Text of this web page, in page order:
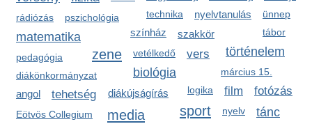
technika
nyelvtanulás
rádiózás pszichológia ünnep
színház tábor
szakkör
matematika
történelem
zene vetélkedő
pedagógia vers
biológia március 15.
diákönkormányzat
logika
film fotózás
diákújságírás
angol tehetség
sport nyelv tánc
media
Eötvös Collegium